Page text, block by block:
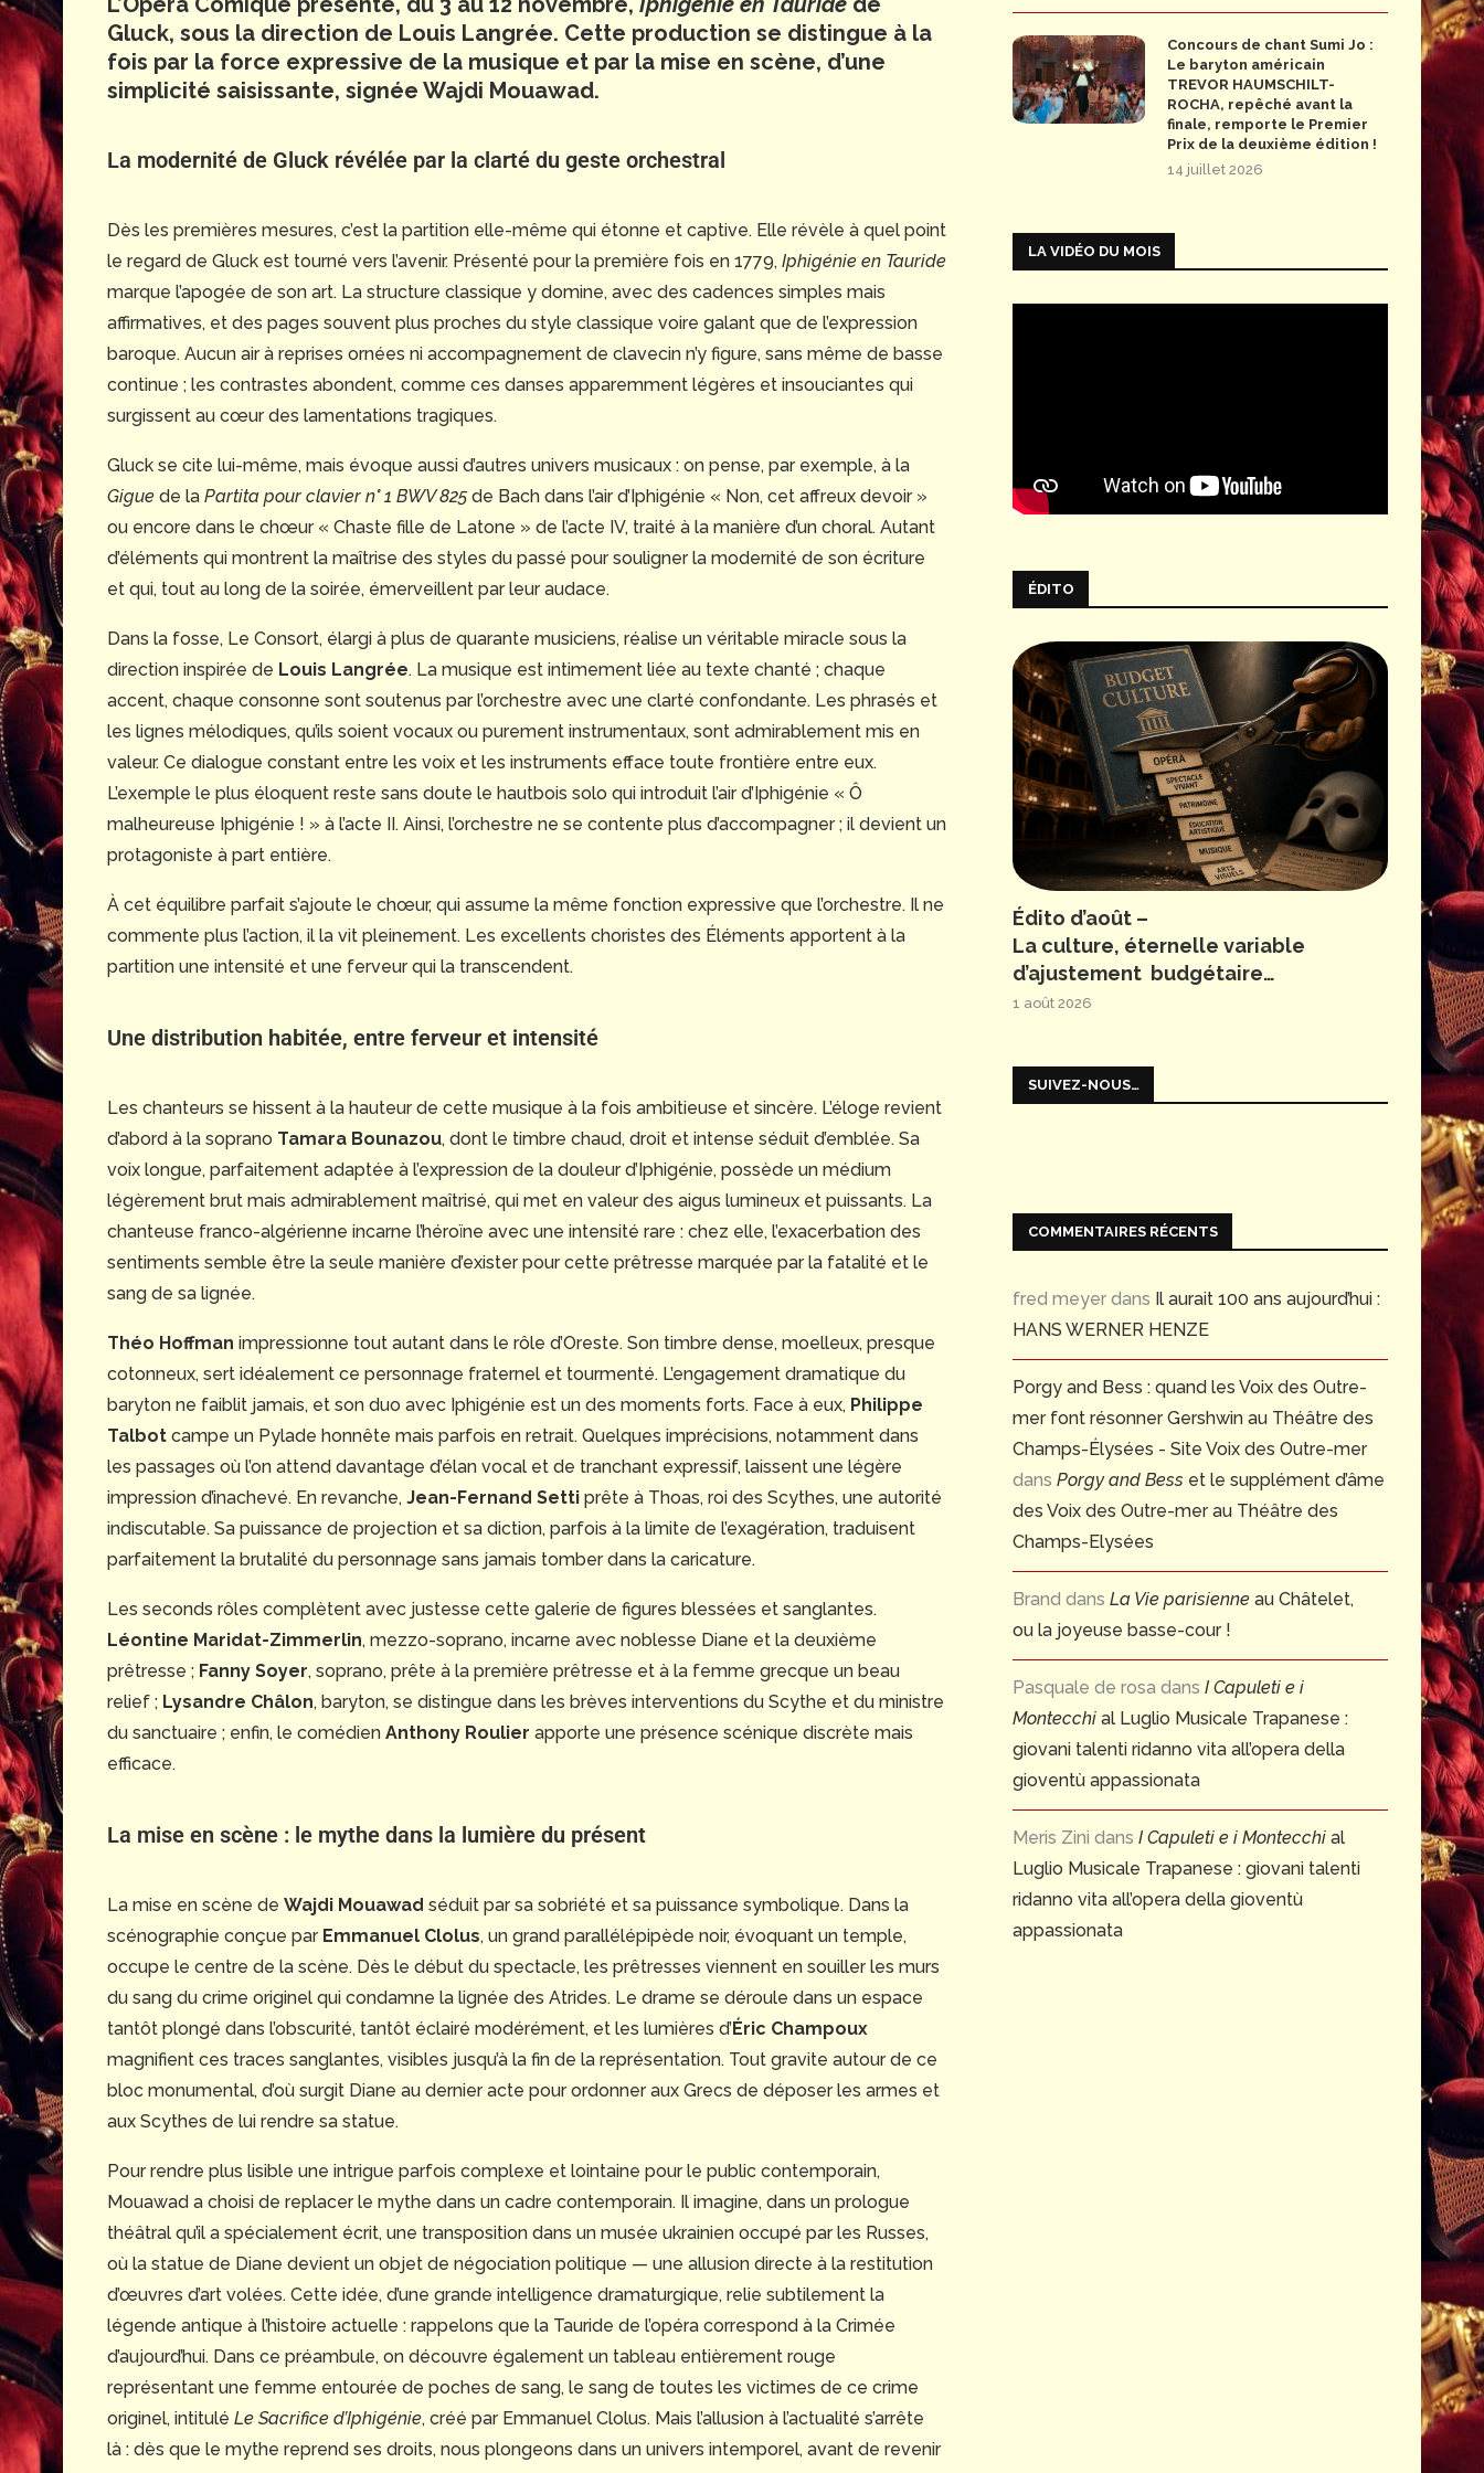
Gluck, sous la direction de Louis Langrée. Cette production se distingue à la
fois par la force expressive de la musique et par la mise en scène, d’une
simplicité saisissante, signée Wajdi Mouawad.
La modernité de Gluck révélée par la clarté du geste orchestral
Dès les premières mesures, c’est la partition elle-même qui étonne et captive. Elle révèle à quel point
le regard de Gluck est tourné vers l’avenir. Présenté pour la première fois en 1779, Iphigénie en Tauride
marque l’apogée de son art. La structure classique y domine, avec des cadences simples mais
affirmatives, et des pages souvent plus proches du style classique voire galant que de l’expression
baroque. Aucun air à reprises ornées ni accompagnement de clavecin n’y figure, sans même de basse
continue ; les contrastes abondent, comme ces danses apparemment légères et insouciantes qui
surgissent au cœur des lamentations tragiques.
Gluck se cite lui-même, mais évoque aussi d’autres univers musicaux : on pense, par exemple, à la
Gigue de la Partita pour clavier n° 1 BWV 825 de Bach dans l’air d’Iphigénie « Non, cet affreux devoir »
ou encore dans le chœur « Chaste fille de Latone » de l’acte IV, traité à la manière d’un choral. Autant
d’éléments qui montrent la maîtrise des styles du passé pour souligner la modernité de son écriture
et qui, tout au long de la soirée, émerveillent par leur audace.
Dans la fosse, Le Consort, élargi à plus de quarante musiciens, réalise un véritable miracle sous la
direction inspirée de Louis Langrée. La musique est intimement liée au texte chanté ; chaque
accent, chaque consonne sont soutenus par l’orchestre avec une clarté confondante. Les phrasés et
les lignes mélodiques, qu’ils soient vocaux ou purement instrumentaux, sont admirablement mis en
valeur. Ce dialogue constant entre les voix et les instruments efface toute frontière entre eux.
L’exemple le plus éloquent reste sans doute le hautbois solo qui introduit l’air d’Iphigénie « Ô
malheureuse Iphigénie ! » à l’acte II. Ainsi, l’orchestre ne se contente plus d’accompagner ; il devient un
protagoniste à part entière.
À cet équilibre parfait s’ajoute le chœur, qui assume la même fonction expressive que l’orchestre. Il ne
commente plus l’action, il la vit pleinement. Les excellents choristes des Éléments apportent à la
partition une intensité et une ferveur qui la transcendent.
Une distribution habitée, entre ferveur et intensité
Les chanteurs se hissent à la hauteur de cette musique à la fois ambitieuse et sincère. L’éloge revient
d’abord à la soprano Tamara Bounazou, dont le timbre chaud, droit et intense séduit d’emblée. Sa
voix longue, parfaitement adaptée à l’expression de la douleur d’Iphigénie, possède un médium
légèrement brut mais admirablement maîtrisé, qui met en valeur des aigus lumineux et puissants. La
chanteuse franco-algérienne incarne l’héroïne avec une intensité rare : chez elle, l’exacerbation des
sentiments semble être la seule manière d’exister pour cette prêtresse marquée par la fatalité et le
sang de sa lignée.
Théo Hoffman impressionne tout autant dans le rôle d’Oreste. Son timbre dense, moelleux, presque
cotonneux, sert idéalement ce personnage fraternel et tourmenté. L’engagement dramatique du
baryton ne faiblit jamais, et son duo avec Iphigénie est un des moments forts. Face à eux, Philippe
Talbot campe un Pylade honnête mais parfois en retrait. Quelques imprécisions, notamment dans
les passages où l’on attend davantage d’élan vocal et de tranchant expressif, laissent une légère
impression d’inachevé. En revanche, Jean-Fernand Setti prête à Thoas, roi des Scythes, une autorité
indiscutable. Sa puissance de projection et sa diction, parfois à la limite de l’exagération, traduisent
parfaitement la brutalité du personnage sans jamais tomber dans la caricature.
Les seconds rôles complètent avec justesse cette galerie de figures blessées et sanglantes.
Léontine Maridat-Zimmerlin, mezzo-soprano, incarne avec noblesse Diane et la deuxième
prêtresse ; Fanny Soyer, soprano, prête à la première prêtresse et à la femme grecque un beau
relief ; Lysandre Châlon, baryton, se distingue dans les brèves interventions du Scythe et du ministre
du sanctuaire ; enfin, le comédien Anthony Roulier apporte une présence scénique discrète mais
efficace.
La mise en scène : le mythe dans la lumière du présent
La mise en scène de Wajdi Mouawad séduit par sa sobriété et sa puissance symbolique. Dans la
scénographie conçue par Emmanuel Clolus, un grand parallélépipède noir, évoquant un temple,
occupe le centre de la scène. Dès le début du spectacle, les prêtresses viennent en souiller les murs
du sang du crime originel qui condamne la lignée des Atrides. Le drame se déroule dans un espace
tantôt plongé dans l’obscurité, tantôt éclairé modérément, et les lumières d’Éric Champoux
magnifient ces traces sanglantes, visibles jusqu’à la fin de la représentation. Tout gravite autour de ce
bloc monumental, d’où surgit Diane au dernier acte pour ordonner aux Grecs de déposer les armes et
aux Scythes de lui rendre sa statue.
Pour rendre plus lisible une intrigue parfois complexe et lointaine pour le public contemporain,
Mouawad a choisi de replacer le mythe dans un cadre contemporain. Il imagine, dans un prologue
théâtral qu’il a spécialement écrit, une transposition dans un musée ukrainien occupé par les Russes,
où la statue de Diane devient un objet de négociation politique — une allusion directe à la restitution
d’œuvres d’art volées. Cette idée, d’une grande intelligence dramaturgique, relie subtilement la
légende antique à l’histoire actuelle : rappelons que la Tauride de l’opéra correspond à la Crimée
d’aujourd’hui. Dans ce préambule, on découvre également un tableau entièrement rouge
représentant une femme entourée de poches de sang, le sang de toutes les victimes de ce crime
originel, intitulé Le Sacrifice d’Iphigénie, créé par Emmanuel Clolus. Mais l’allusion à l’actualité s’arrête
là : dès que le mythe reprend ses droits, nous plongeons dans un univers intemporel, avant de revenir
Concours de chant Sumi Jo :
Le baryton américain
TREVOR HAUMSCHILT-
ROCHA, repêché avant la
finale, remporte le Premier
Prix de la deuxième édition !
14 juillet 2026
LA VIDÉO DU MOIS
ÉDITO
Édito d’août –
La culture, éternelle variable
d’ajustement budgétaire…
1 août 2026
SUIVEZ-NOUS…
COMMENTAIRES RÉCENTS
fred meyer dans Il aurait 100 ans aujourd’hui :
HANS WERNER HENZE
Porgy and Bess : quand les Voix des Outre-
mer font résonner Gershwin au Théâtre des
Champs-Élysées - Site Voix des Outre-mer
dans Porgy and Bess et le supplément d’âme
des Voix des Outre-mer au Théâtre des
Champs-Elysées
Brand dans La Vie parisienne au Châtelet,
ou la joyeuse basse-cour !
Pasquale de rosa dans I Capuleti e i
Montecchi al Luglio Musicale Trapanese :
giovani talenti ridanno vita all’opera della
gioventù appassionata
Meris Zini dans I Capuleti e i Montecchi al
Luglio Musicale Trapanese : giovani talenti
ridanno vita all’opera della gioventù
appassionata